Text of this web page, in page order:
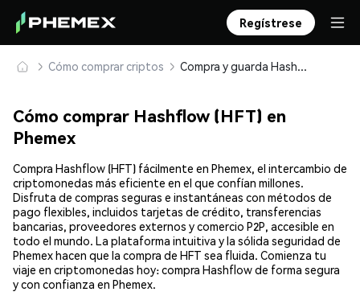
Regístrese
Cómo comprar criptos Compra y guarda Hashflow (HFT) de forma segura
Cómo comprar Hashflow (HFT) en
Phemex
Compra Hashflow (HFT) fácilmente en Phemex, el intercambio de
criptomonedas más eficiente en el que confían millones.
Disfruta de compras seguras e instantáneas con métodos de
pago flexibles, incluidos tarjetas de crédito, transferencias
bancarias, proveedores externos y comercio P2P, accesible en
todo el mundo. La plataforma intuitiva y la sólida seguridad de
Phemex hacen que la compra de HFT sea fluida. Comienza tu
viaje en criptomonedas hoy: compra Hashflow de forma segura
y con confianza en Phemex.